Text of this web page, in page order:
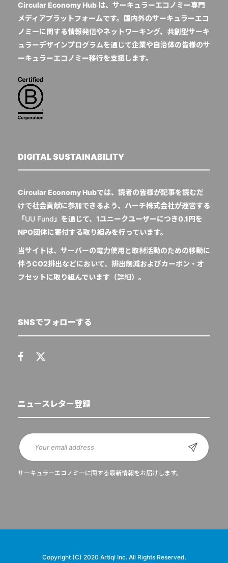
Circular Economy Hub は、サーキュラーエコノミー専門
メディアプラットフォームです。国内外のサーキュラーエコ
ノミーに関する情報発信やネットワーキング、共創型サーキ
ュラーデザインプログラムを通じて企業や自治体の皆様のサ
ーキュラーエコノミー移行を支援します。
DIGITAL SUSTAINABILITY
Circular Economy Hubでは、読者の皆様が記事を読むだ
けで社会貢献に参加できるよう、ハーチ株式会社が運営する
「UU Fund 」を通じて、1ユニークユーザーにつき0.1円を
NPO団体に寄付する取り組みを行っています。
当サイトは、サーバーの電力使用と取材活動のための移動に
伴うCO2排出などにおいて、排出削減およびカーボン・オ
フセットに取り組んでいます（詳細）。
SNSでフォローする
ニュースレター登録
サーキュラーエコノミーに関する最新情報をお届けします。
Copyright (C) 2020 Artiql Inc. All Rights Reserved.